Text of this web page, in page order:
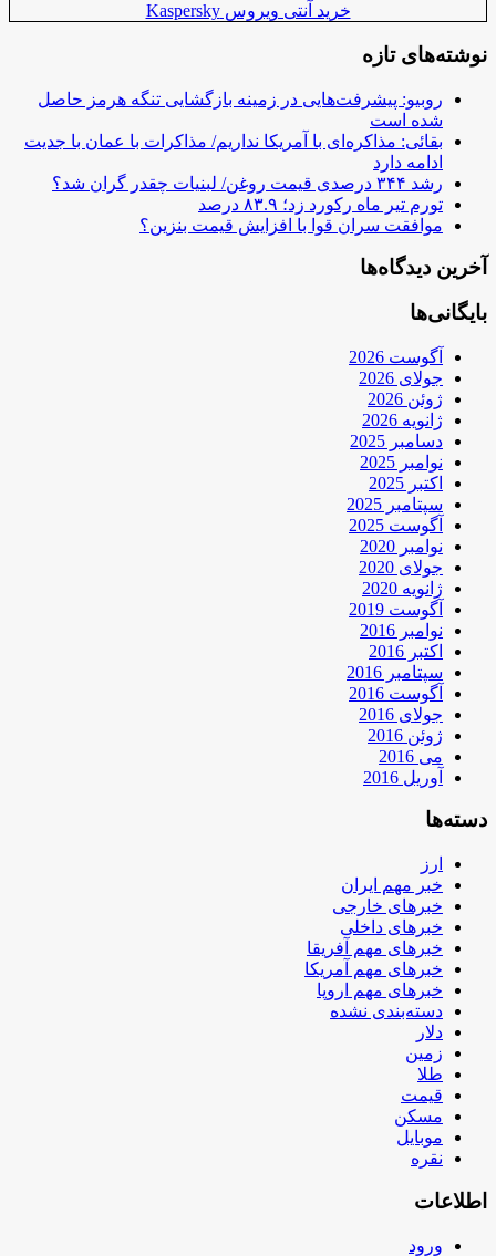
خرید آنتی ویروس Kaspersky
نوشته‌های تازه
روبیو: پیشرفت‌هایی در زمینه بازگشایی تنگه هرمز حاصل
شده است
بقائی: مذاکره‌ای با آمریکا نداریم/ مذاکرات با عمان با جدیت
ادامه دارد
رشد ۳۴۴ درصدی قیمت روغن/ لبنیات چقدر گران شد؟
تورم تیر ماه رکورد زد؛ ۸۳.۹ درصد
موافقت سران قوا با افزایش قیمت بنزین؟
آخرین دیدگاه‌ها
بایگانی‌ها
آگوست 2026
جولای 2026
ژوئن 2026
ژانویه 2026
دسامبر 2025
نوامبر 2025
اکتبر 2025
سپتامبر 2025
آگوست 2025
نوامبر 2020
جولای 2020
ژانویه 2020
آگوست 2019
نوامبر 2016
اکتبر 2016
سپتامبر 2016
آگوست 2016
جولای 2016
ژوئن 2016
می 2016
آوریل 2016
دسته‌ها
ارز
خبر مهم ایران
خبرهای خارجی
خبرهای داخلی
خبرهای مهم آفریقا
خبرهای مهم آمریکا
خبرهای مهم اروپا
دسته‌بندی نشده
دلار
زمین
طلا
قیمت
مسکن
موبایل
نقره
اطلاعات
ورود